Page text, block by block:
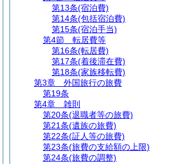
第13条(宿泊費)
第14条(包括宿泊費)
第15条(宿泊手当)
第4節
転居費等
第16条(転居費)
第17条(着後滞在費)
第18条(家族移転費)
第3章
外国旅行の旅費
第19条
第4章
雑則
第20条(退職者等の旅費)
第21条(遺族の旅費)
第22条(証人等の旅費)
第23条(旅費の支給額の上限)
第24条(旅費の調整)